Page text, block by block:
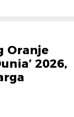
Oranje
2026,